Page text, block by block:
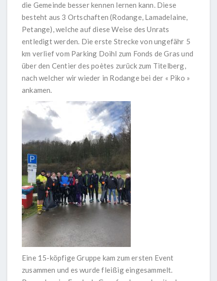
die Gemeinde besser kennen lernen kann. Diese
besteht aus 3 Ortschaften (Rodange, Lamadelaine,
Petange), welche auf diese Weise des Unrats
entledigt werden. Die erste Strecke von ungefähr 5
km verlief vom Parking Doihl zum Fonds de Gras und
über den Centier des poètes zurück zum Titelberg,
nach welcher wir wieder in Rodange bei der « Piko »
ankamen.
Eine 15-köpfige Gruppe kam zum ersten Event
zusammen und es wurde fleißig eingesammelt.